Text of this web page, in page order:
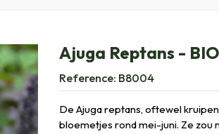
Ajuga Reptans - BIO
Reference: B8004
De Ajuga reptans, oftewel
bloemetjes rond mei-juni. Ze zou